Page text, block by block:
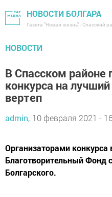
НОВОСТИ БОЛГАРА
Газета "Новая жизнь" - Спасский
НОВОСТИ
В Спасском районе
конкурса на
вертеп
admin, 10 февраля 2021 -
Организаторами конкурса
Благотворительный Фонд
Болгарского.